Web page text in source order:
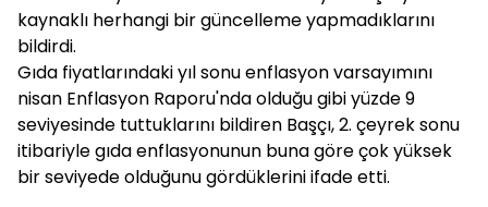
kaynaklı herhangi bir güncelleme yapmadıklarını
bildirdi.
Gıda fiyatlarındaki yıl sonu enflasyon varsayımını
nisan Enflasyon Raporu'nda olduğu gibi yüzde 9
seviyesinde tuttuklarını bildiren Başçı, 2. çeyrek sonu
itibariyle gıda enflasyonunun buna göre çok yüksek
bir seviyede olduğunu gördüklerini ifade etti.